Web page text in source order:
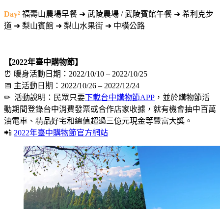
Day² 福壽山農場早餐 ➜ 武陵農場 / 武陵賓館午餐 ➜ 希利克步
道 ➜ 梨山賓館 ➜ 梨山水果街 ➜ 中橫公路
【2022年臺中購物節】
⏰ 暖身活動日期：2022/10/10 – 2022/10/25
📅 主活動日期：2022/10/26 – 2022/12/24
✏ 活動說明：民眾只要下載台中購物節APP ，並於購物節活
動期間登錄台中消費發票或合作店家收據，就有機會抽中百萬
油電車、精品好宅和總值超過三億元現金等豐富大獎。
📲 2022年臺中購物節官方網站